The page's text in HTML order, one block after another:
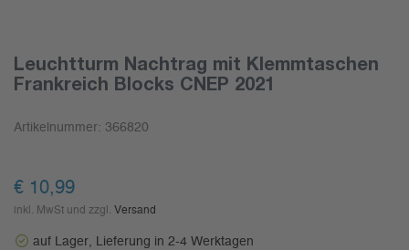
Leuchtturm Nachtrag mit Klemmtaschen
Frankreich Blocks CNEP 2021
Artikelnummer: 366820
€ 10,99
inkl. MwSt und zzgl. Versand
auf Lager, Lieferung in 2-4 Werktagen